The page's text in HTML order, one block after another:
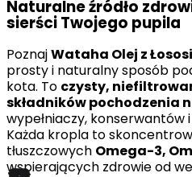
Naturalne źródło
sierści Twojego pupila
PoznajWataha Olej z
prosty i naturalny sposób
kota. To czysty,
składników pochodzenia
wypełniaczy, konserwantów
Każda kropla to
tłuszczowych Omega-3,
wspierających zdrowie od